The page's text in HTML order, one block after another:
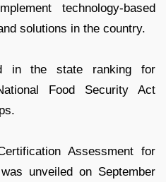
technology-based
solutions in the country.
in the state ranking for
Food Security Act
Assessment for
unveiled on September